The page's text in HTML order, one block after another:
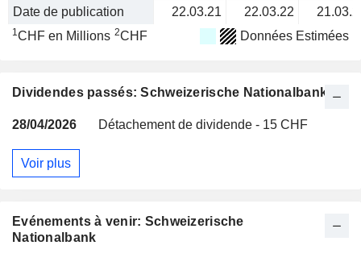
Date de publication 22.03.21 22.03.22
1CHF en Millions 2CHF Données Estimées
Dividendes passés: Schweizerische Nationalbank
28/04/2026 Détachement de dividende - 15 CHF
Voir plus
Evénements à venir: Schweizerische
Nationalbank